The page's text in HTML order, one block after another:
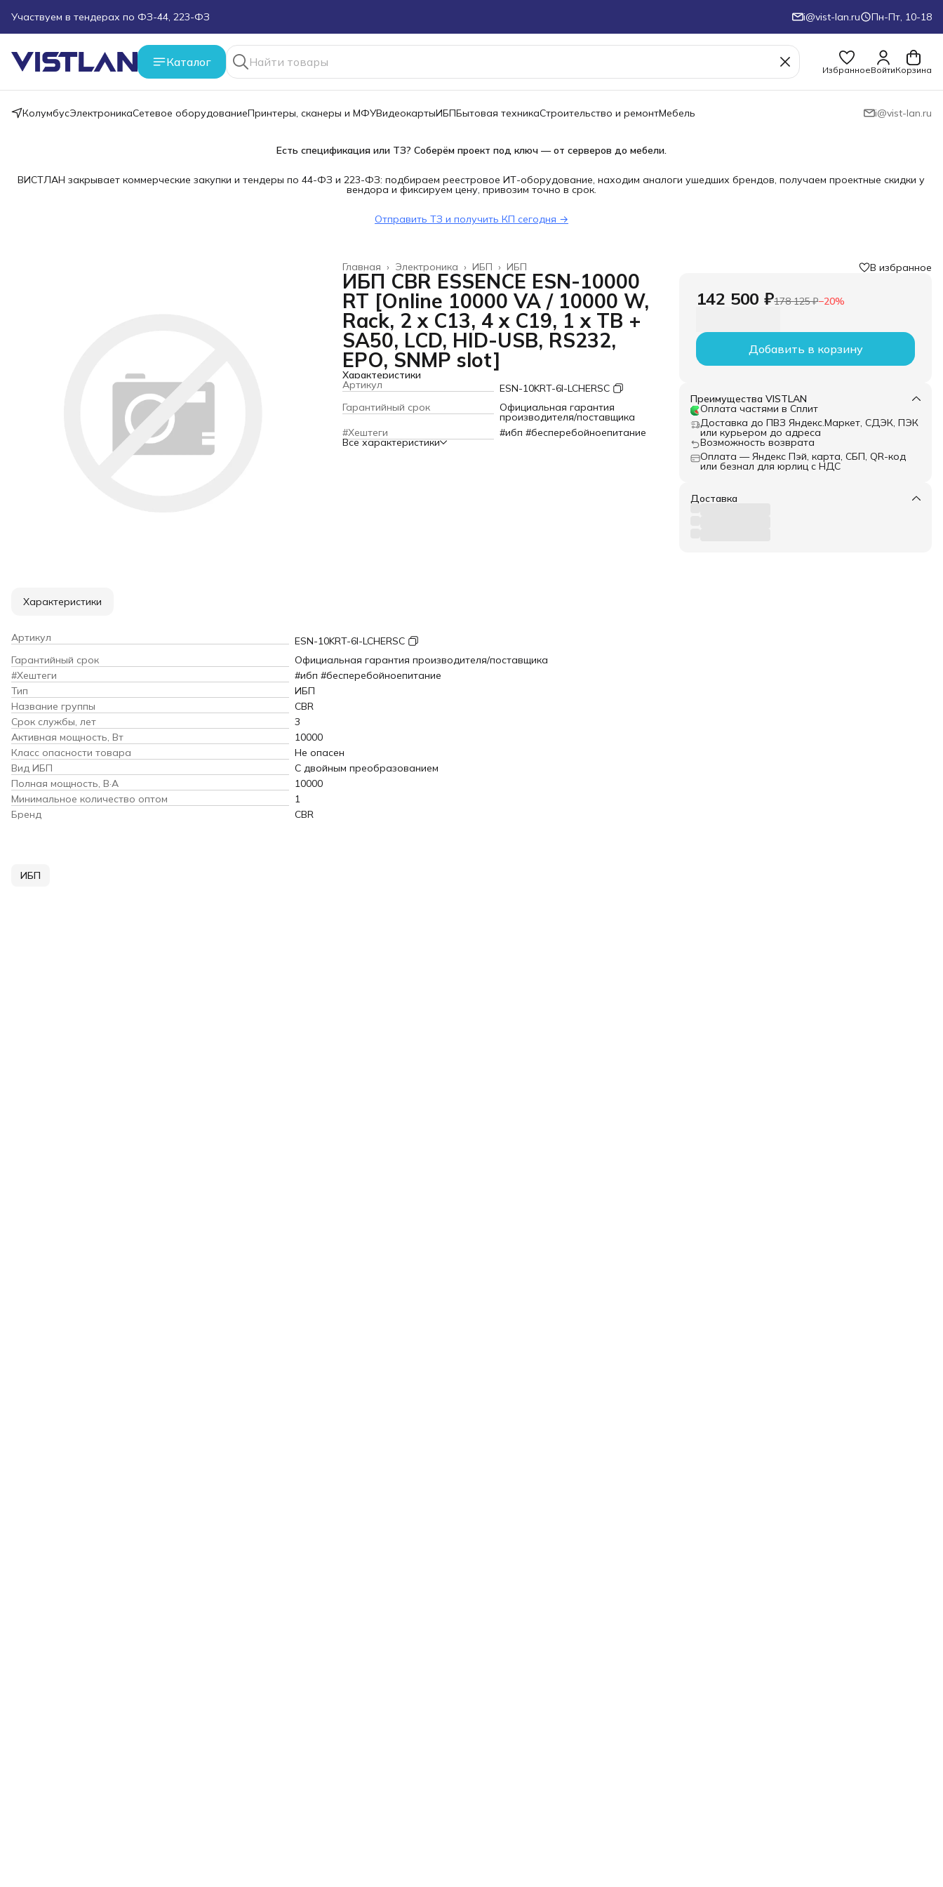
Поможем подобрать оборудование под ТЗ
Пуско-наладочные работы
Более 100 000 позиций в наличии и под заказ
i@vist-lan.ru Пн-Пт, 10-18
Каталог
ИзбранноеВойтиКорзина
КолумбусЭлектроникаСетевое оборудованиеПринтеры, сканеры и МФУВидеокартыИБПБытовая техникаСтроительство и ремонтМебель i@vist-lan.ru
Есть спецификация или ТЗ? Соберём проект под ключ — от серверов до мебели.
ВИСТЛАН закрывает коммерческие закупки и тендеры по 44-ФЗ и 223-ФЗ: подбираем реестровое ИТ-оборудование, находим аналоги ушедших брендов, получаем проектные скидки у
вендора и фиксируем цену, привозим точно в срок.
Отправить ТЗ и получить КП сегодня →
ИБП
ИБП ›
Электроника ›
Главная ›
ИБП CBR ESSENCE ESN-10000
RT [Online 10000 VA / 10000 W,
Rack, 2 x C13, 4 x C19, 1 x TB +
SA50, LCD, HID-USB, RS232,
EPO, SNMP slot]
Характеристики
Артикул
ESN-10KRT-6I-LCHERSC
Гарантийный срок
Официальная гарантия
производителя/поставщика
#Хештеги
#ибп #бесперебойноепитание
Все характеристики
В избранное
142 500 ₽178 125 ₽−20%
Добавить в корзину
Преимущества VISTLAN
Оплата частями в Сплит
Доставка до ПВЗ Яндекс.Маркет, СДЭК, ПЭК
или курьером до адреса
Возможность возврата
Оплата — Яндекс Пэй, карта, СБП, QR-код
или безнал для юрлиц с НДС
Доставка
Характеристики
Артикул
ESN-10KRT-6I-LCHERSC
Гарантийный срок
Официальная гарантия производителя/поставщика
#Хештеги
#ибп #бесперебойноепитание
Тип
ИБП
Название группы
CBR
Срок службы, лет
3
Активная мощность, Вт
10000
Класс опасности товара
Не опасен
Вид ИБП
С двойным преобразованием
Полная мощность, В·А
10000
Минимальное количество оптом
1
Бренд
CBR
ИБП